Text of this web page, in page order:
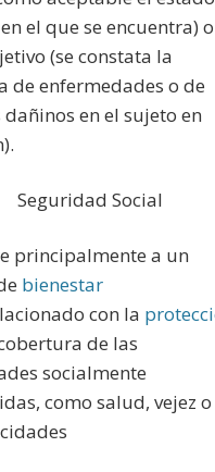
el que se encuentra)
(se constata la
de enfermedades o de
en el sujeto en
Seguridad Social
principalmente a un
bienestar
con la
de las
socialmente
como salud, vejez o